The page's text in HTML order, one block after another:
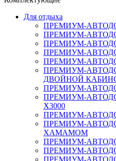
Для отдыха
ПРЕМИУМ-
ПРЕМИУМ-
ПРЕМИУМ-
ПРЕМИУМ-
ПРЕМИУМ-
ПРЕМИУМ-
ДВОЙНОЙ
ПРЕМИУМ-
ПРЕМИУМ-
X3000
ПРЕМИУМ-
ПРЕМИУМ-
ХАМАМОМ
ПРЕМИУМ-
ПРЕМИУМ-